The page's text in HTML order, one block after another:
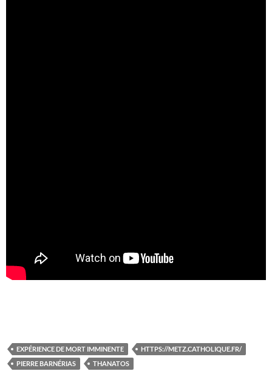
EXPÉRIENCE DE MORT IMMINENTE
HTTPS://METZ.CATHOLIQUE.FR/
PIERRE BARNÉRIAS
THANATOS